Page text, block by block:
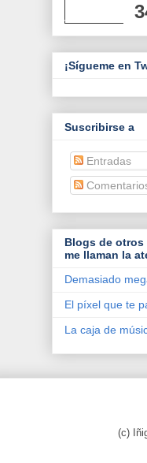
¡Sígueme en
Suscribirse a
Entradas
Blogs de otros
me llaman la
Demasiado
El píxel que te
La caja de
(c)